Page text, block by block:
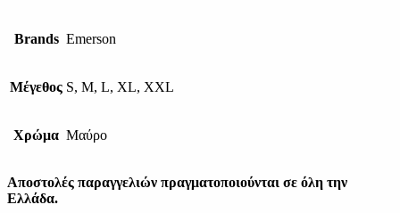
Brands Emerson
Μέγεθος S, M, L, XL, XXL
Χρώμα Μαύρο
Αποστολές παραγγελιών πραγματοποιούνται σε όλη την
Ελλάδα.